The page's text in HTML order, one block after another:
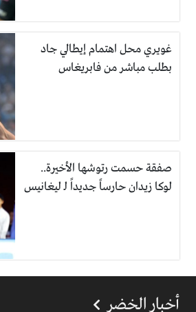
غويري محل اهتمام إيطالي جاد
بطلب مباشر من فابريغاس
صفقة حسمت رتوشها الأخيرة..
لوكا زيدان حارساً جديداً لـ ليغانيس
أخبار الخضر